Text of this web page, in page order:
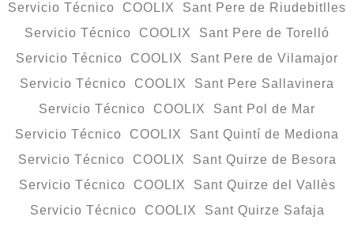
Servicio Técnico COOLIX Sant Pere de Riudebitlles
Servicio Técnico COOLIX Sant Pere de Torelló
Servicio Técnico COOLIX Sant Pere de Vilamajor
Servicio Técnico COOLIX Sant Pere Sallavinera
Servicio Técnico COOLIX Sant Pol de Mar
Servicio Técnico COOLIX Sant Quintí de Mediona
Servicio Técnico COOLIX Sant Quirze de Besora
Servicio Técnico COOLIX Sant Quirze del Vallès
Servicio Técnico COOLIX Sant Quirze Safaja